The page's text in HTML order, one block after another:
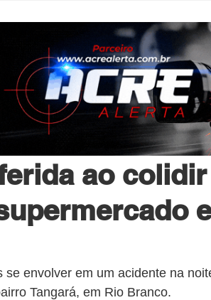
ao
24 de jun. de 2025 1 min de leitura
se envolver em um acidente na
Tangará, em Rio Branco.